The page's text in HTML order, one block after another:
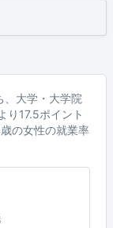
、大学・大学院
り17.5ポイント
の女性の就業率